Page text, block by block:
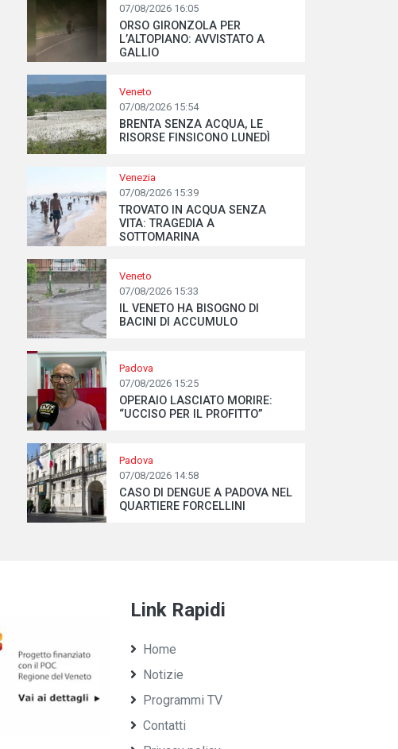
07/08/2026 16:05
ORSO GIRONZOLA PER
L’ALTOPIANO: AVVISTATO A
GALLIO
Veneto
07/08/2026 15:54
BRENTA SENZA ACQUA, LE
RISORSE FINSICONO LUNEDÌ
Venezia
07/08/2026 15:39
TROVATO IN ACQUA SENZA
VITA: TRAGEDIA A
SOTTOMARINA
Veneto
07/08/2026 15:33
IL VENETO HA BISOGNO DI
BACINI DI ACCUMULO
Padova
07/08/2026 15:25
OPERAIO LASCIATO MORIRE:
“UCCISO PER IL PROFITTO”
Padova
07/08/2026 14:58
CASO DI DENGUE A PADOVA NEL
QUARTIERE FORCELLINI
Link Rapidi
Home
Notizie
Programmi TV
Contatti